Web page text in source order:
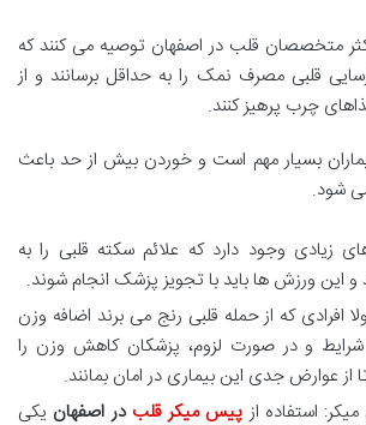
متخصصان قلب در اصفهان توصیه می کنند که
قلبی مصرف نمک را به حداقل برسانند و از
چرب پرهیز کنند.
بسیار مهم است و خوردن بیش از حد باعث
شود.
زیادی وجود دارد که علائم سکته قلبی را به
این ورزش ها باید با تجویز پزشک انجام شوند.
افرادی که از حمله قلبی رنج می برند اضافه وزن
شرایط و در صورت لزوم، پزشکان کاهش وزن را
از عوارض جدی این بیماری در امان بمانند.
استفاده از پیس میکر قلبدر اصفهان یکی